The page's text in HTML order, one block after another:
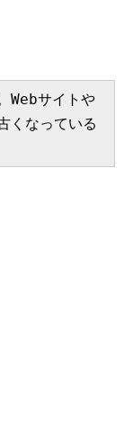
Webサイトや
くなっている